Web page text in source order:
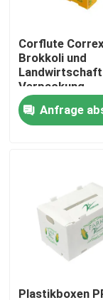
Gewölbte
Frucht-
Gewölbter
Corflute
Brokkoli und
Landwirtschaft
Verpackung
Wasserdicht
und
Anfrage
Plastikboxen